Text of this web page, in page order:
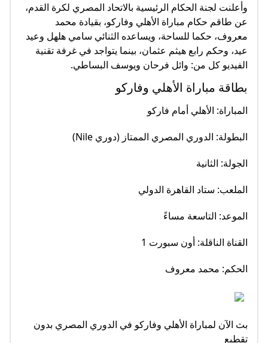
وأعلنت لجنة الحكام الرئيسية بالاتحاد المصري لكرة القدم،
عن طاقم حكام مباراة الأهلي وفاركو، بقيادة محمد
معروف، حكما للساحة، ويساعده الثنائي سامي هلهل وعيد
عيد، وحكم رابع هيثم عثمان، بينما يتواجد في غرفة تقنية
الفيديو كل من: وائل فرحان ويوسف البساطي.
بطاقة مباراة الأهلي وفاركو
المباراة: الأهلي أمام فاركو
البطولة: الدوري المصري الممتاز (دوري Nile)
الجولة: الثانية
الملعب: ستاد القاهرة الدولي
الموعد: التاسعة مساءً
القناة الناقلة: أون سبورت 1
الحكم: محمد معروف
بث الآن لمباراة الأهلي وفاركو في الدوري المصري بدون
تقطيع